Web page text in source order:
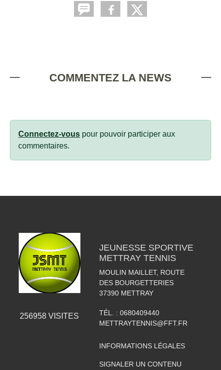
COMMENTEZ LA NEWS
Connectez-vous pour pouvoir participer aux
commentaires.
256958 VISITES
JEUNESSE SPORTIVE
METTRAY TENNIS
MOULIN MAILLET, ROUTE
DES BOURGETTERIES
37390 METTRAY
TÉL. : 0680409440
METTRAYTENNIS@FFT.FR
INFORMATIONS LÉGALES
SIGNALER UN CONTENU